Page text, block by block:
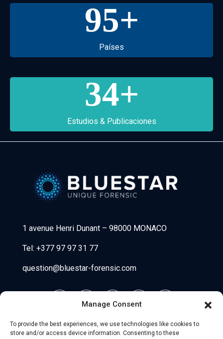
Manage Consent
To provide the best experiences, we use technologies like cookies to
store and/or access device information. Consenting to these
95+
Países
34+
Estudios & Publicaciones
1 avenue Henri Dunant – 98000 MONACO
Tel: +377 97 97 31 77
question@bluestar-forensic.com